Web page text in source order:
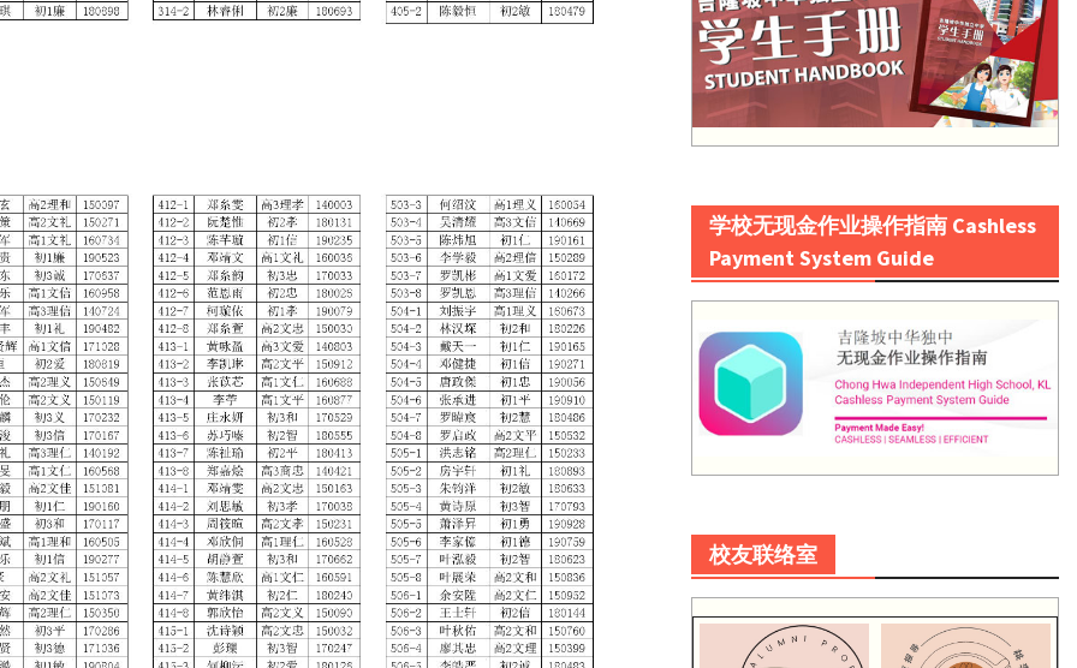
学校无现金作业操作指南 Cashless
Payment System Guide
校友联络室